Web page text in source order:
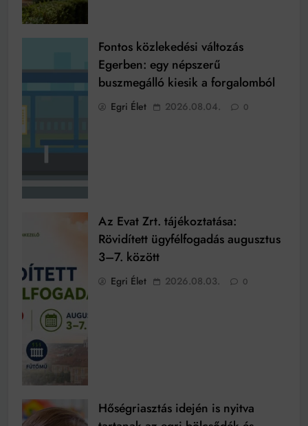
Fontos közlekedési változás
Egerben: egy népszerű
buszmegálló kiesik a forgalomból
Egri Élet 2026.08.04. 0
Az Evat Zrt. tájékoztatása:
Rövidített ügyfélfogadás augusztus
3–7. között
Egri Élet 2026.08.03. 0
Hőségriasztás idején is nyitva